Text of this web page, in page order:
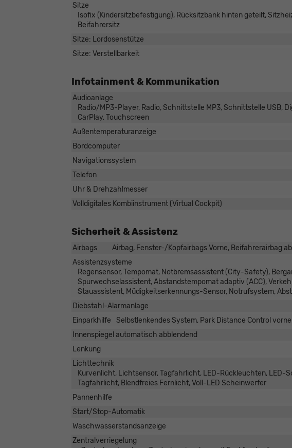
Sitze
Isofix (Kindersitzbefestigung), Rücksitzbank hinten geteilt,
Beifahrersitz
Sitze: Lordosenstütze
Sitze: Verstellbarkeit
Infotainment & Kommunikation
Audioanlage
Radio/MP3-Player, Radio, Schnittstelle MP3, Schnittstelle USB,
CarPlay, Touchscreen
Außentemperaturanzeige
Bordcomputer
Navigationssystem
Telefon
Uhr & Drehzahlmesser
Volldigitales Kombiinstrument (Virtual Cockpit)
Sicherheit & Assistenz
Airbags
Airbag, Fenster-/Kopfairbags Vorne, Beifahrerairbag
Assistenzsysteme
Regensensor, Tempomat, Notbremsassistent (City-Safety),
Spurwechselassistent, Abstandstempomat adaptiv (ACC),
Stauassistent, Müdigkeitserkennungs-Sensor, Notrufsystem,
Diebstahl-Alarmanlage
Einparkhilfe
Selbstlenkendes System, Park Distance Control
Innenspiegel automatisch abblendend
Lenkung
Lichttechnik
Kurvenlicht, Lichtsensor, Tagfahrlicht, LED-Rückleuchten, LED-
Tagfahrlicht, Blendfreies Fernlicht, Voll-LED Scheinwerfer
Pannenhilfe
Start/Stop-Automatik
Waschwasserstandsanzeige
Zentralverriegelung